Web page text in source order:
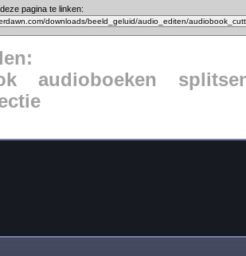
pagina te linken:
audioboeken